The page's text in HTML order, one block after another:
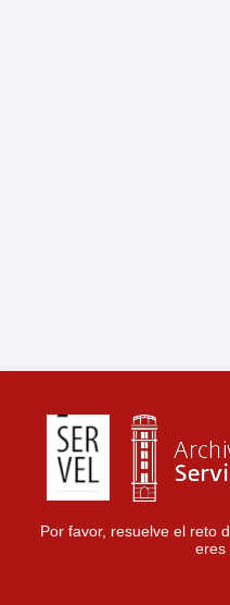
Por favor, resuelve el reto
eres